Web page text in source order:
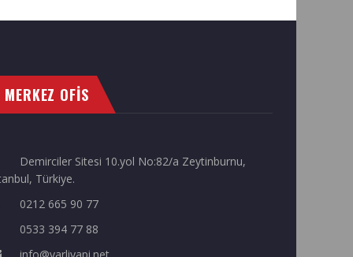
MERKEZ OFİS
Demirciler Sitesi 10.yol No:82/a Zeytinburnu,
Türkiye.
0212 665 90 77
0533 394 77 88